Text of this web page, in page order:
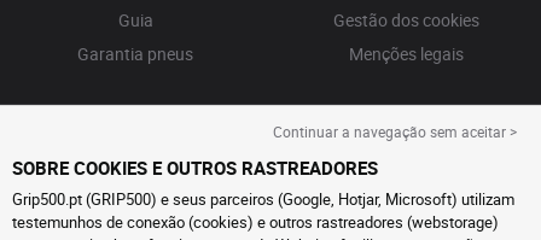
Guia
Garantia pneus
Gestão dos cookies
Menções legais
Continuar a navegação sem aceitar >
SOBRE COOKIES E OUTROS RASTREADORES
Grip500.pt (GRIP500) e seus parceiros (Google, Hotjar, Microsoft) utilizam
testemunhos de conexão (cookies) e outros rastreadores (webstorage)